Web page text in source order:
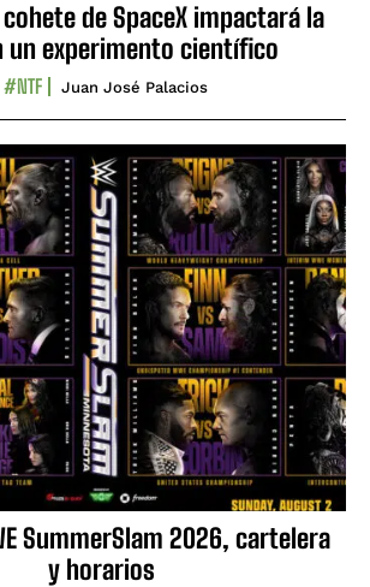
de SpaceX impactará la
un experimento científico
#NTF Juan José Palacios
SummerSlam 2026, cartelera
y horarios